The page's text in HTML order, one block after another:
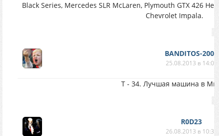
Black Series, Mercedes SLR McLaren, Plymouth GTX 426
Chevrolet Impala.
BANDITOS-2003
25.08.2013 в 14:03
Т - 34. Лучшая машина в
R0D23
26.08.2013 в 10:34